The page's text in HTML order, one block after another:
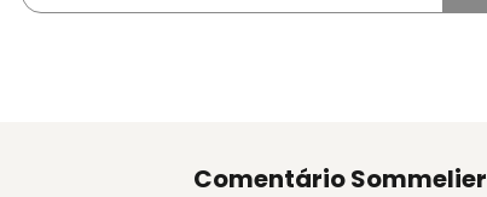
Comentário Sommelier